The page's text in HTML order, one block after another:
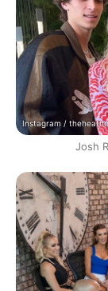
Instagram /
Josh